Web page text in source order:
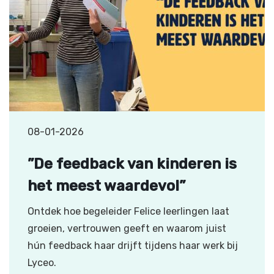
08-01-2026
”De feedback van kinderen is
het meest waardevol”
Ontdek hoe begeleider Felice leerlingen laat
groeien, vertrouwen geeft en waarom juist
hún feedback haar drijft tijdens haar werk bij
Lyceo.